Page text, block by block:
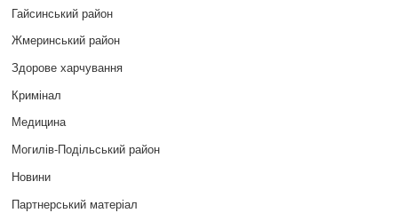
Гайсинський район
Жмеринський район
Здорове харчування
Кримінал
Медицина
Могилів-Подільський район
Новини
Партнерський матеріал